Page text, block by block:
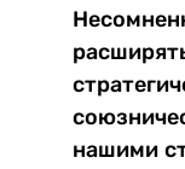
нашими